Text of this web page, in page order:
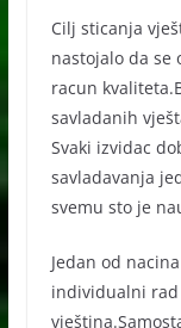
Cilj sticanja
nastojalo da se
racun
savladanih
Svaki izvidac
savladavanja
svemu sto je
Jedan od
individualni